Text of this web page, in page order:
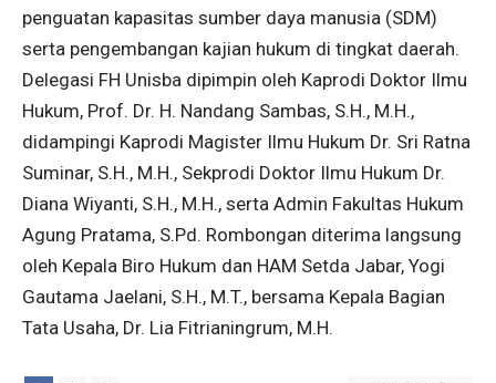
penguatan kapasitas sumber daya manusia (SDM)
serta pengembangan kajian hukum di tingkat daerah.
Delegasi FH Unisba dipimpin oleh Kaprodi Doktor Ilmu
Hukum, Prof. Dr. H. Nandang Sambas, S.H., M.H.,
didampingi Kaprodi Magister Ilmu Hukum Dr. Sri Ratna
Suminar, S.H., M.H., Sekprodi Doktor Ilmu Hukum Dr.
Diana Wiyanti, S.H., M.H., serta Admin Fakultas Hukum
Agung Pratama, S.Pd. Rombongan diterima langsung
oleh Kepala Biro Hukum dan HAM Setda Jabar, Yogi
Gautama Jaelani, S.H., M.T., bersama Kepala Bagian
Tata Usaha, Dr. Lia Fitrianingrum, M.H.